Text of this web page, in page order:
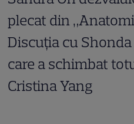
plecat din
Discuția cu
care a schimbat
Cristina Yang